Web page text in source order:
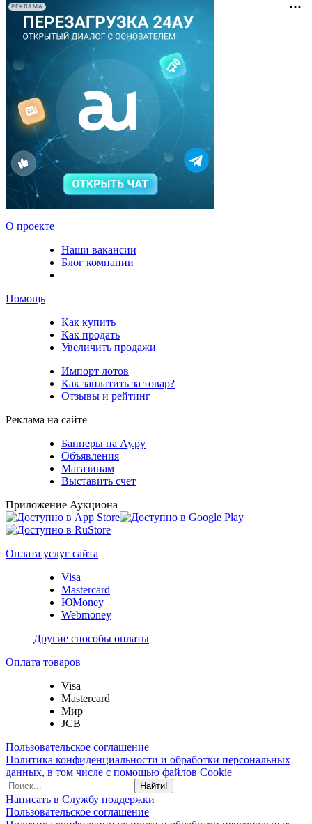
РЕКЛАМА
О проекте
Наши вакансии
Блог компании
Помощь
Как купить
Как продать
Увеличить продажи
Импорт лотов
Как заплатить за товар?
Отзывы и рейтинг
Реклама на сайте
Баннеры на Ау.ру
Объявления
Магазинам
Выставить счет
Приложение Аукциона
Оплата услуг сайта
Visa
Mastercard
ЮMoney
Webmoney
Другие способы оплаты
Оплата товаров
Visa
Mastercard
Мир
JCB
Пользовательское соглашение
Политика конфиденциальности и обработки персональных
данных, в том числе с помощью файлов Cookie
Найти!
Написать в Службу поддержки
Пользовательское соглашение